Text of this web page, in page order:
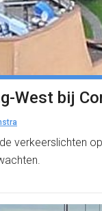
West bij
verkeerslichten